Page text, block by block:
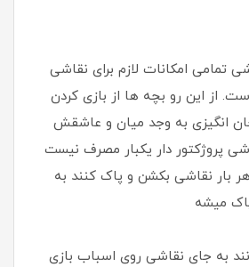
تمامی امکانات لازم برای نقاشی
از این رو بچه ها از بازی کردن
انگیزی به وجد میان و عاشقش
پروژکتور دار یکبار مصرف نیست
بار نقاشی بکشن و پاک کنند به
میشه
به جای نقاشی روی اسباب بازی